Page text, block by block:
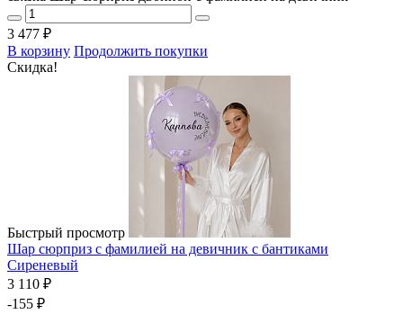
3 477 ₽
В корзину Продолжить покупки
Скидка!
Быстрый просмотр
Шар сюрприз с фамилией на девичник с бантиками
Сиреневый
3 110 ₽
-155 ₽